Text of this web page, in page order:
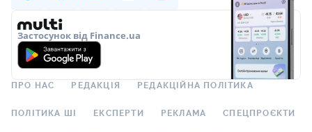
Застосунок від Finance.ua
ПРО НАС РЕДАКЦІЯ РЕДАКЦІЙНА ПОЛІТИКА
ПОЛІТИКА ШІ ЕКСПЕРТИ РЕКЛАМА СПЕЦПРОЄКТИ